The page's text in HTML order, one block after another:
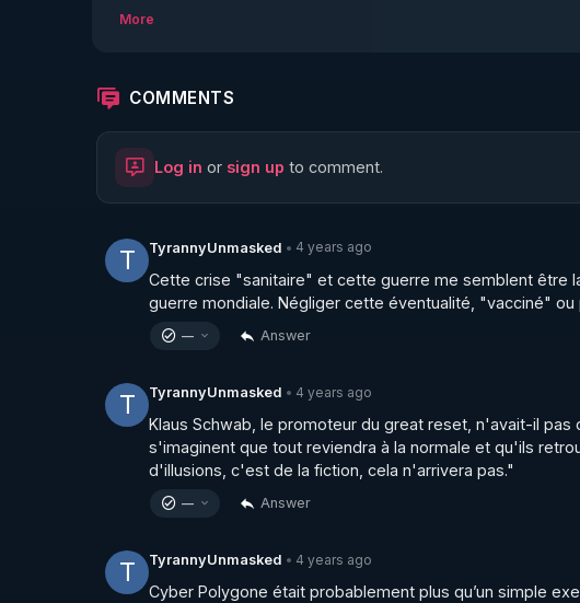
enjeux du Monde ?
Odessa contre des citoyens russes. Dans un pays
gouvernement, ces mouvements d'extrême droite
Une production Première Ligne
Bonjour et merci de visiter ma chaîne.
Si notre contenu vous plait vous pouvez nous soutenir
ne vous coute absolument rien et ça nous aidera
vous pouvez mettre un Like, ça fait toujours plaisir.
Abonnés qui est au-haut, à droite de la page d'entrée,
CLIQUEZ SUR LA CLOCHE 🔔 SUR LA PAGE
More
COMMENTS
Log in or sign up to comment.
T TyrannyUnmasked • 4 years ago
Cette crise "sanitaire" et cette guerre me semblent être
guerre mondiale. Négliger cette éventualité, "vacciné"
— Answer
T TyrannyUnmasked • 4 years ago
Klaus Schwab, le promoteur du great reset, n'avait-il
s'imaginent que tout reviendra à la normale et qu'ils
d'illusions, c'est de la fiction, cela n'arrivera pas."
— Answer
T TyrannyUnmasked • 4 years ago
Cyber Polygone était probablement plus qu’un simple